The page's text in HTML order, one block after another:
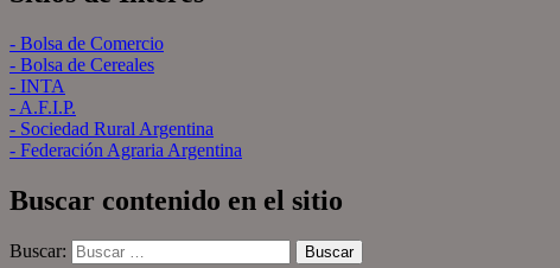
- Bolsa de Comercio
- Bolsa de Cereales
- INTA
- A.F.I.P.
- Sociedad Rural Argentina
- Federación Agraria Argentina
Buscar contenido en el sitio
Buscar: